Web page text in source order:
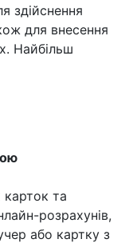
здійснення
для внесення
Найбільш
карток та
розрахунів,
або картку з